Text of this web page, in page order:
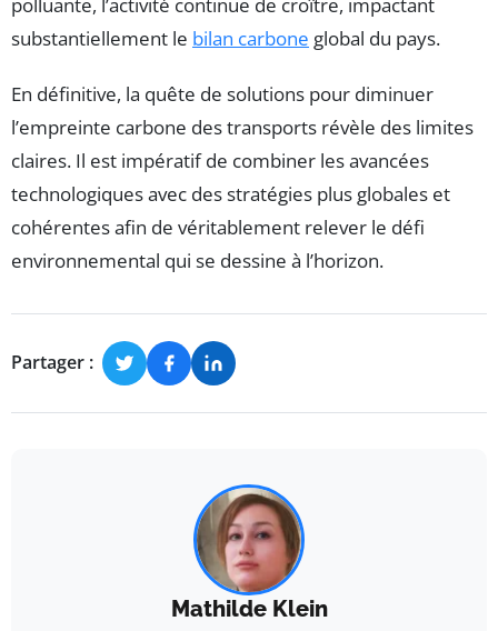
substantiellement le bilan carbone global du pays.
En définitive, la quête de solutions pour diminuer
l’empreinte carbone des transports révèle des limites
claires. Il est impératif de combiner les avancées
technologiques avec des stratégies plus globales et
cohérentes afin de véritablement relever le défi
environnemental qui se dessine à l’horizon.
Partager :
Mathilde Klein